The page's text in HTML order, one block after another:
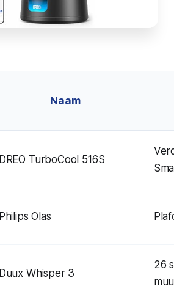
Naam
DREO TurboCool 516S
Philips Olas
Duux Whisper 3
26